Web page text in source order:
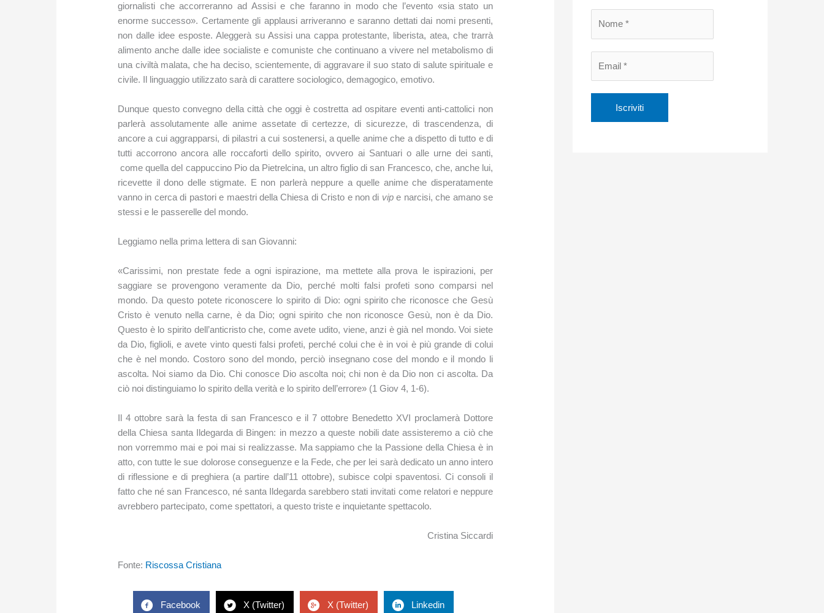
giornalisti che accorreranno ad Assisi e che faranno in modo che l’evento «sia stato un
enorme successo». Certamente gli applausi arriveranno e saranno dettati dai nomi presenti,
non dalle idee esposte. Aleggerà su Assisi una cappa protestante, liberista, atea, che trarrà
alimento anche dalle idee socialiste e comuniste che continuano a vivere nel metabolismo di
una civiltà malata, che ha deciso, scientemente, di aggravare il suo stato di salute spirituale e
civile. Il linguaggio utilizzato sarà di carattere sociologico, demagogico, emotivo.
Dunque questo convegno della città che oggi è costretta ad ospitare eventi anti-cattolici non
parlerà assolutamente alle anime assetate di certezze, di sicurezze, di trascendenza, di
ancore a cui aggrapparsi, di pilastri a cui sostenersi, a quelle anime che a dispetto di tutto e di
tutti accorrono ancora alle roccaforti dello spirito, ovvero ai Santuari o alle urne dei santi,
come quella del cappuccino Pio da Pietrelcina, un altro figlio di san Francesco, che, anche lui,
ricevette il dono delle stigmate. E non parlerà neppure a quelle anime che disperatamente
vanno in cerca di pastori e maestri della Chiesa di Cristo e non di vipe narcisi, che amano se
stessi e le passerelle del mondo.
Leggiamo nella prima lettera di san Giovanni:
«Carissimi, non prestate fede a ogni ispirazione, ma mettete alla prova le ispirazioni, per
saggiare se provengono veramente da Dio, perché molti falsi profeti sono comparsi nel
mondo. Da questo potete riconoscere lo spirito di Dio: ogni spirito che riconosce che Gesù
Cristo è venuto nella carne, è da Dio; ogni spirito che non riconosce Gesù, non è da Dio.
Questo è lo spirito dell’anticristo che, come avete udito, viene, anzi è già nel mondo. Voi siete
da Dio, figlioli, e avete vinto questi falsi profeti, perché colui che è in voi è più grande di colui
che è nel mondo. Costoro sono del mondo, perciò insegnano cose del mondo e il mondo li
ascolta. Noi siamo da Dio. Chi conosce Dio ascolta noi; chi non è da Dio non ci ascolta. Da
ciò noi distinguiamo lo spirito della verità e lo spirito dell’errore» (1 Giov 4, 1-6).
Il 4 ottobre sarà la festa di san Francesco e il 7 ottobre Benedetto XVI proclamerà Dottore
della Chiesa santa Ildegarda di Bingen: in mezzo a queste nobili date assisteremo a ciò che
non vorremmo mai e poi mai si realizzasse. Ma sappiamo che la Passione della Chiesa è in
atto, con tutte le sue dolorose conseguenze e la Fede, che per lei sarà dedicato un anno intero
di riflessione e di preghiera (a partire dall’11 ottobre), subisce colpi spaventosi. Ci consoli il
fatto che né san Francesco, né santa Ildegarda sarebbero stati invitati come relatori e neppure
avrebbero partecipato, come spettatori, a questo triste e inquietante spettacolo.
Cristina Siccardi
Fonte: Riscossa Cristiana
Facebook X (Twitter) X (Twitter) Linkedin